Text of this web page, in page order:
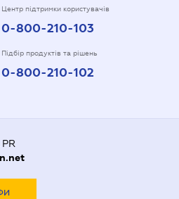
Центр підтримки користувачів
0-800-210-103
Підбір продуктів та рішень
0-800-210-102